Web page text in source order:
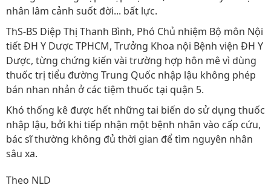
nhân lâm cảnh suốt đời... bất lực.
ThS-BS Diệp Thị Thanh Bình, Phó Chủ nhiệm Bộ môn Nội
tiết ĐH Y Dược TPHCM, Trưởng Khoa nội Bệnh viện ĐH Y
Dược, từng chứng kiến vài trường hợp hôn mê vì dùng
thuốc trị tiểu đường Trung Quốc nhập lậu không phép
bán nhan nhản ở các tiệm thuốc tại quận 5.
Khó thống kê được hết những tai biến do sử dụng thuốc
nhập lậu, bởi khi tiếp nhận một bệnh nhân vào cấp cứu,
bác sĩ thường không đủ thời gian để tìm nguyên nhân
sâu xa.
Theo NLD